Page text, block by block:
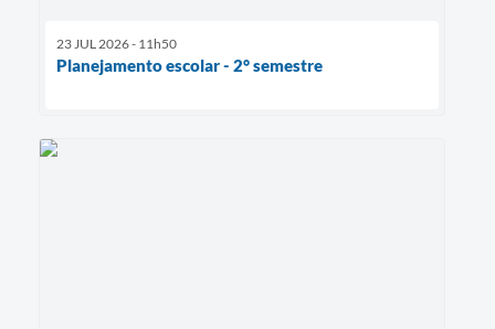
23 JUL 2026 - 11h50
Planejamento escolar - 2° semestre